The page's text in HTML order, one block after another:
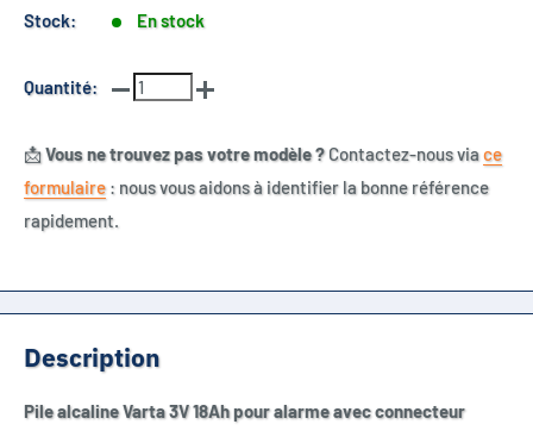
Stock: En stock
Quantité:
📩Vous ne trouvez pas votre modèle ?Contactez-nous viace
formulaire : nous vous aidons à identifier la bonne référence
rapidement.
Description
Pile alcaline Varta 3V 18Ah pour alarme avec connecteur